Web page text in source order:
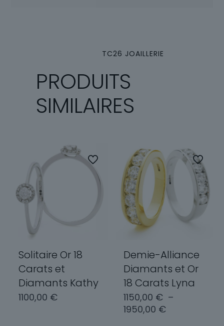
TC26 JOAILLERIE
PRODUITS
SIMILAIRES
Solitaire Or 18
Carats et
Diamants Kathy
1100,00 €
Demie-Alliance
Diamants et Or
18 Carats Lyna
1150,00 € –
1950,00 €Plage